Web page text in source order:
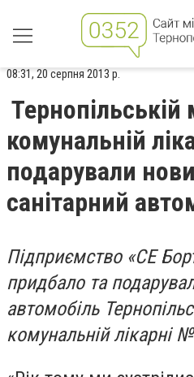
08:31, 20 серпня 2013 р.
Тернопільській
комунальній
подарували
санітарний
Підприємство «СЕ
придбало та
автомобіль
комунальній лікарні